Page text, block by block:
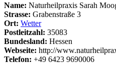
Name: Naturheilpraxis Sarah
Strasse: Grabenstraße 3
Ort: Wetter
Postleitzahl: 35083
Bundesland: Hessen
Webseite: http://
Telefon: +49 6423 9690006